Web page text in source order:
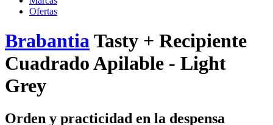
Ofertas
BrabantiaTasty + Recipiente
Cuadrado Apilable - Light
Grey
Orden y practicidad en la despensa